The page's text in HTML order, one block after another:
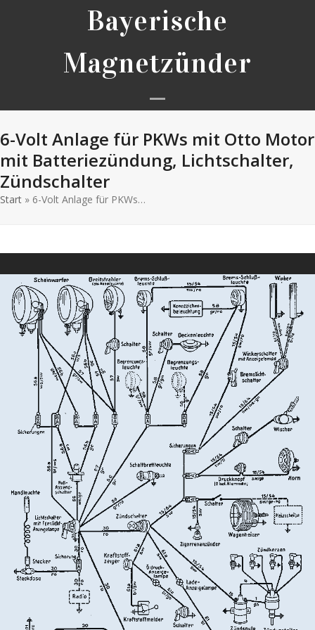
Bayerische
Magnetzünder
Open
mobile
menu
Close
mobile
menu
6-Volt Anlage für PKWs mit Otto Motor
mit Batteriezündung, Lichtschalter,
Zündschalter
Start » 6-Volt Anlage für PKWs…